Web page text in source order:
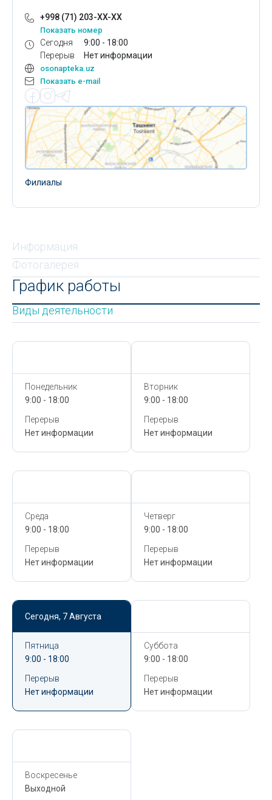
+998 (71) 203-XX-XX
Показать номер
Сегодня
Перерыв
9:00 - 18:00
Нет информации
osonapteka.uz
Показать e-mail
Филиалы
Информация
Фотогалерея
График работы
Виды деятельности
Понедельник
9:00 - 18:00
Перерыв
Нет информации
Вторник
9:00 - 18:00
Перерыв
Нет информации
Среда
9:00 - 18:00
Перерыв
Нет информации
Четверг
9:00 - 18:00
Перерыв
Нет информации
Сегодня, 7 Августа
Пятница
9:00 - 18:00
Перерыв
Нет информации
Суббота
9:00 - 18:00
Перерыв
Нет информации
Воскресенье
Выходной